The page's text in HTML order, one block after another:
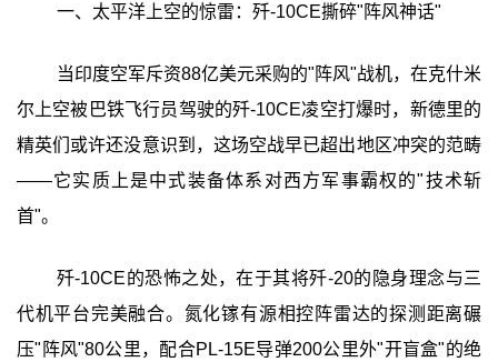
一、太平洋上空的惊雷：歼-10CE撕碎"阵风神话"
当印度空军斥资88亿美元采购的"阵风"战机，在克什米
尔上空被巴铁飞行员驾驶的歼-10CE凌空打爆时，新德里的
精英们或许还没意识到，这场空战早已超出地区冲突的范畴
——它实质上是中式装备体系对西方军事霸权的"技术斩
首"。
歼-10CE的恐怖之处，在于其将歼-20的隐身理念与三
代机平台完美融合。氮化镓有源相控阵雷达的探测距离碾
压"阵风"80公里，配合PL-15E导弹200公里外"开盲盒"的绝